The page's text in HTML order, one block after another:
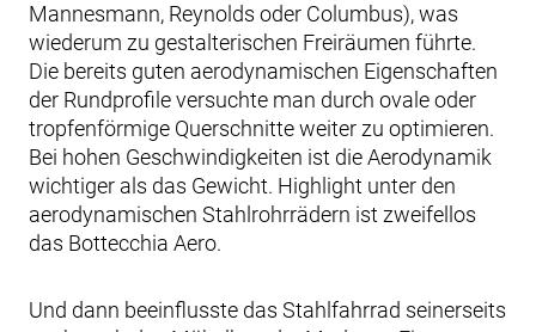
Mannesmann, Reynolds oder Columbus), was
wiederum zu gestalterischen Freiräumen führte.
Die bereits guten aerodynamischen Eigenschaften
der Rundprofile versuchte man durch ovale oder
tropfenförmige Querschnitte weiter zu optimieren.
Bei hohen Geschwindigkeiten ist die Aerodynamik
wichtiger als das Gewicht. Highlight unter den
aerodynamischen Stahlrohrrädern ist zweifellos
das Bottecchia Aero.
Und dann beeinflusste das Stahlfahrrad seinerseits